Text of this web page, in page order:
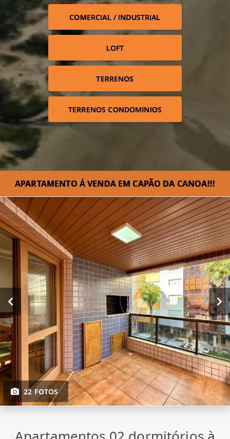
COMERCIAL / INDUSTRIAL
LOFT
TERRENOS
TERRENOS CONDOMINIOS
APARTAMENTO Á VENDA EM CAPÃO DA CANOA!!!
22 FOTOS